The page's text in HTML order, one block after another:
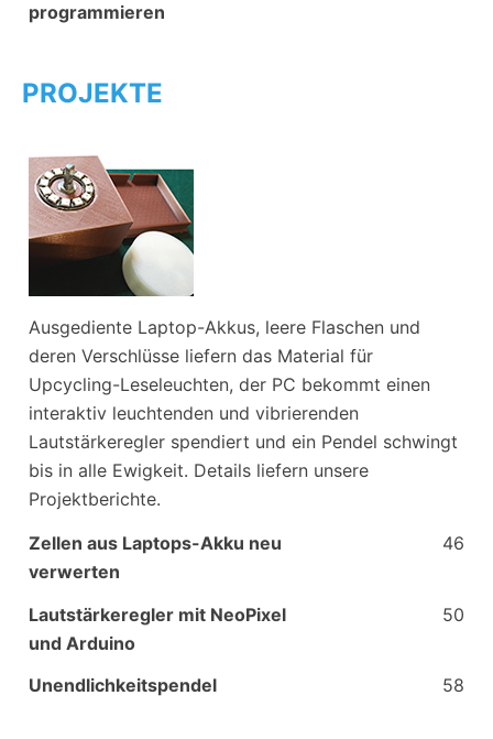
programmieren
PROJEKTE
Ausgediente Laptop-Akkus, leere Flaschen und
deren Verschlüsse liefern das Material für
Upcycling-Leseleuchten, der PC bekommt einen
interaktiv leuchtenden und vibrierenden
Lautstärkeregler spendiert und ein Pendel schwingt
bis in alle Ewigkeit. Details liefern unsere
Projektberichte.
46
Zellen aus Laptops-Akku neu
verwerten
50
Lautstärkeregler mit NeoPixel
und Arduino
58
Unendlichkeitspendel